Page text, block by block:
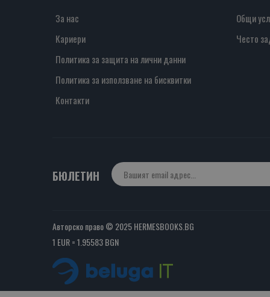
За нас
Кариери
Политика за защита на лични данни
Политика за използване на бисквитки
Контакти
Общи
Често
БЮЛЕТИН
Авторско право © 2025 HERMESBOOKS.BG
1 EUR = 1.95583 BGN